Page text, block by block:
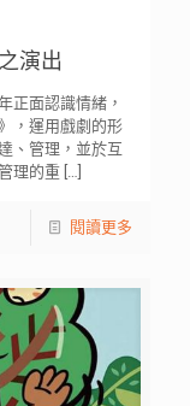
演出
正面認識情緒，
，運用戲劇的形
、管理，並於互
理的重[…]
閱讀更多